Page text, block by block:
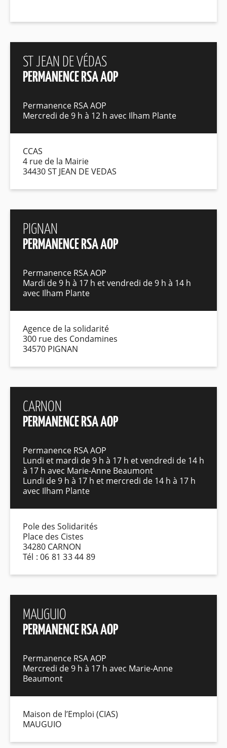
ST JEAN DE VÉDAS
PERMANENCE RSA AOP
Permanence RSA AOP
Mercredi de 9 h à 12 h avec Ilham Plante
CCAS
4 rue de la Mairie
34430 ST JEAN DE VEDAS
PIGNAN
PERMANENCE RSA AOP
Permanence RSA AOP
Mardi de 9 h à 17 h et vendredi de 9 h à 14 h
avec Ilham Plante
Agence de la solidarité
300 rue des Condamines
34570 PIGNAN
CARNON
PERMANENCE RSA AOP
Permanence RSA AOP
Lundi et mardi de 9 h à 17 h et vendredi de 14 h
à 17 h avec Marie-Anne Beaumont
Lundi de 9 h à 17 h et mercredi de 14 h à 17 h
avec Ilham Plante
Pole des Solidarités
Place des Cistes
34280 CARNON
Tél : 06 81 33 44 89
MAUGUIO
PERMANENCE RSA AOP
Permanence RSA AOP
Mercredi de 9 h à 17 h avec Marie-Anne
Beaumont
Maison de l’Emploi (CIAS)
MAUGUIO